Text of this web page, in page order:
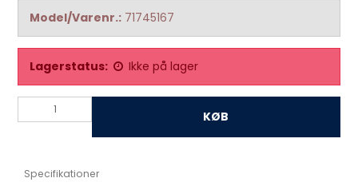
Model/Varenr.: 71745167
Lagerstatus: Ikke på lager
KØB
Specifikationer